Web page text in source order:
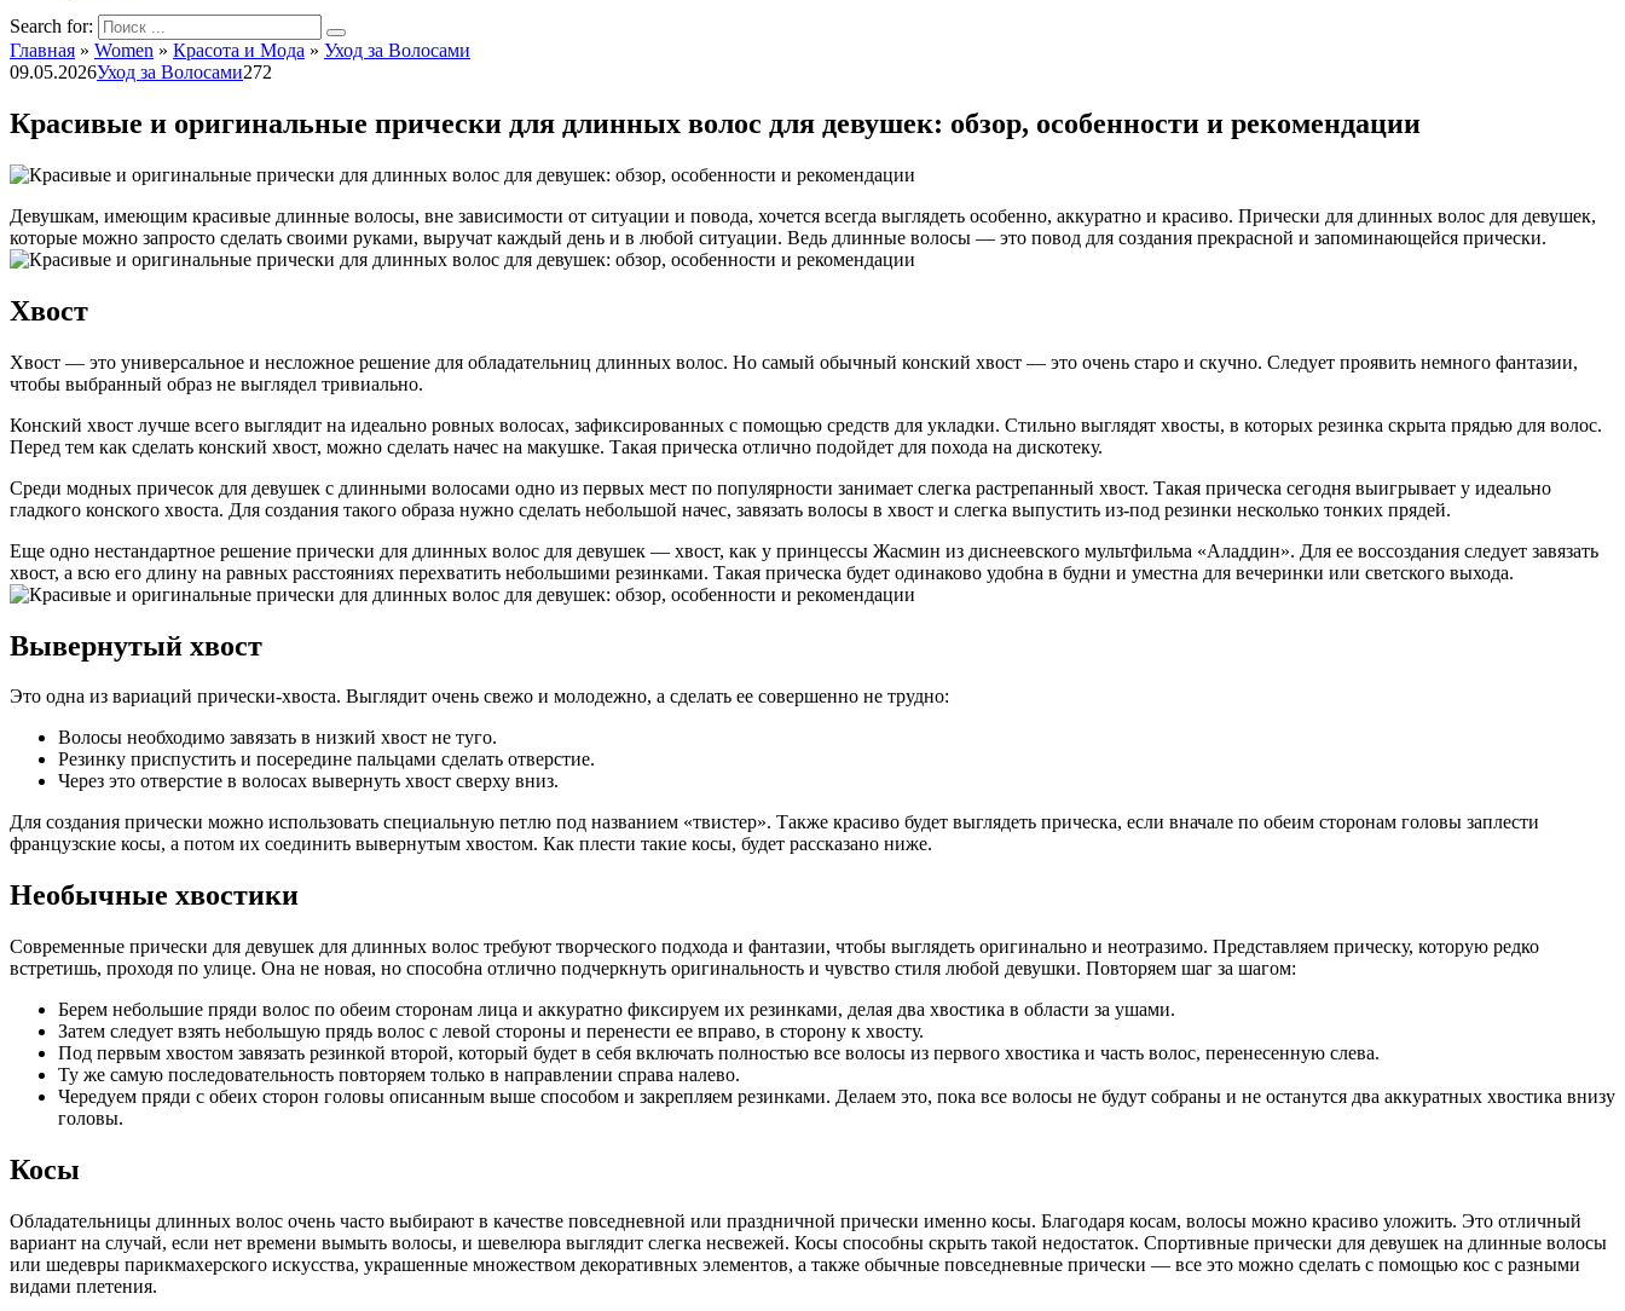
Search for:
Главная » Women » Красота и Мода » Уход за Волосами
09.05.2026Уход за Волосами272
Красивые и оригинальные прически для длинных волос для девушек: обзор, особенности и рекомендации
Девушкам, имеющим красивые длинные волосы, вне зависимости от ситуации и повода, хочется всегда выглядеть особенно, аккуратно и красиво. Прически для длинных волос для девушек,
которые можно запросто сделать своими руками, выручат каждый день и в любой ситуации. Ведь длинные волосы — это повод для создания прекрасной и запоминающейся прически.
Хвост
Хвост — это универсальное и несложное решение для обладательниц длинных волос. Но самый обычный конский хвост — это очень старо и скучно. Следует проявить немного фантазии,
чтобы выбранный образ не выглядел тривиально.
Конский хвост лучше всего выглядит на идеально ровных волосах, зафиксированных с помощью средств для укладки. Стильно выглядят хвосты, в которых резинка скрыта прядью для волос.
Перед тем как сделать конский хвост, можно сделать начес на макушке. Такая прическа отлично подойдет для похода на дискотеку.
Среди модных причесок для девушек с длинными волосами одно из первых мест по популярности занимает слегка растрепанный хвост. Такая прическа сегодня выигрывает у идеально
гладкого конского хвоста. Для создания такого образа нужно сделать небольшой начес, завязать волосы в хвост и слегка выпустить из-под резинки несколько тонких прядей.
Еще одно нестандартное решение прически для длинных волос для девушек — хвост, как у принцессы Жасмин из диснеевского мультфильма «Аладдин». Для ее воссоздания следует завязать
хвост, а всю его длину на равных расстояниях перехватить небольшими резинками. Такая прическа будет одинаково удобна в будни и уместна для вечеринки или светского выхода.
Вывернутый хвост
Это одна из вариаций прически-хвоста. Выглядит очень свежо и молодежно, а сделать ее совершенно не трудно:
Волосы необходимо завязать в низкий хвост не туго.
Резинку приспустить и посередине пальцами сделать отверстие.
Через это отверстие в волосах вывернуть хвост сверху вниз.
Для создания прически можно использовать специальную петлю под названием «твистер». Также красиво будет выглядеть прическа, если вначале по обеим сторонам головы заплести
французские косы, а потом их соединить вывернутым хвостом. Как плести такие косы, будет рассказано ниже.
Необычные хвостики
Современные прически для девушек для длинных волос требуют творческого подхода и фантазии, чтобы выглядеть оригинально и неотразимо. Представляем прическу, которую редко
встретишь, проходя по улице. Она не новая, но способна отлично подчеркнуть оригинальность и чувство стиля любой девушки. Повторяем шаг за шагом:
Берем небольшие пряди волос по обеим сторонам лица и аккуратно фиксируем их резинками, делая два хвостика в области за ушами.
Затем следует взять небольшую прядь волос с левой стороны и перенести ее вправо, в сторону к хвосту.
Под первым хвостом завязать резинкой второй, который будет в себя включать полностью все волосы из первого хвостика и часть волос, перенесенную слева.
Ту же самую последовательность повторяем только в направлении справа налево.
Чередуем пряди с обеих сторон головы описанным выше способом и закрепляем резинками. Делаем это, пока все волосы не будут собраны и не останутся два аккуратных хвостика внизу
головы.
Косы
Обладательницы длинных волос очень часто выбирают в качестве повседневной или праздничной прически именно косы. Благодаря косам, волосы можно красиво уложить. Это отличный
вариант на случай, если нет времени вымыть волосы, и шевелюра выглядит слегка несвежей. Косы способны скрыть такой недостаток. Спортивные прически для девушек на длинные волосы
или шедевры парикмахерского искусства, украшенные множеством декоративных элементов, а также обычные повседневные прически — все это можно сделать с помощью кос с разными
видами плетения.